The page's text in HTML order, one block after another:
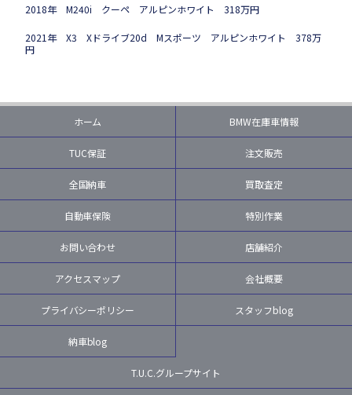
2018年 M240i クーペ アルピンホワイト 318万円
2021年 X3 Xドライブ20d Mスポーツ アルピンホワイト 378万
円
ホーム BMW在庫車情報
TUC保証 注文販売
全国納車 買取査定
自動車保険 特別作業
お問い合わせ 店舗紹介
アクセスマップ 会社概要
プライバシーポリシー スタッフblog
納車blog
T.U.C.グループサイト